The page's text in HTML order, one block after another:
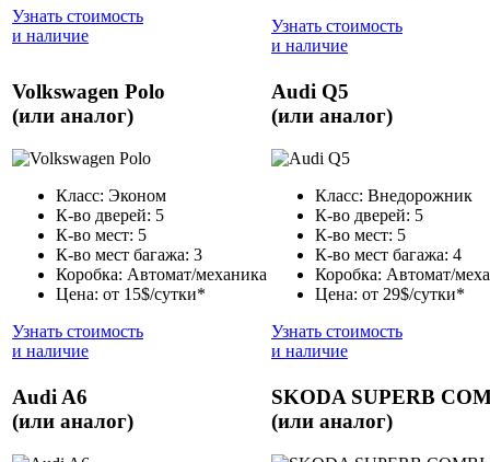
Узнать стоимость
и наличие
Узнать стоимость
и наличие
Volkswagen Polo
(или аналог)
Класс: Эконом
К-во дверей: 5
К-во мест: 5
К-во мест багажа: 3
Коробка: Автомат/механика
Цена: от 15$/сутки*
Узнать стоимость
и наличие
Audi Q5
(или аналог)
Класс: Внедорожник
К-во дверей: 5
К-во мест: 5
К-во мест багажа: 4
Коробка: Автомат/
Цена: от 29$/сутки*
Узнать стоимость
и наличие
Audi A6
(или аналог)
SKODA SUPERB
(или аналог)